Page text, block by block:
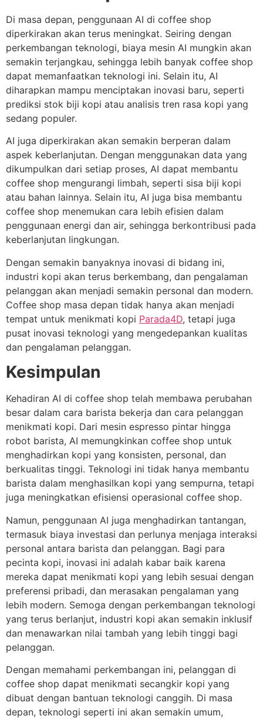
Di masa depan, penggunaan AI di coffee shop
diperkirakan akan terus meningkat. Seiring dengan
perkembangan teknologi, biaya mesin AI mungkin akan
semakin terjangkau, sehingga lebih banyak coffee shop
dapat memanfaatkan teknologi ini. Selain itu, AI
diharapkan mampu menciptakan inovasi baru, seperti
prediksi stok biji kopi atau analisis tren rasa kopi yang
sedang populer.
AI juga diperkirakan akan semakin berperan dalam
aspek keberlanjutan. Dengan menggunakan data yang
dikumpulkan dari setiap proses, AI dapat membantu
coffee shop mengurangi limbah, seperti sisa biji kopi
atau bahan lainnya. Selain itu, AI juga bisa membantu
coffee shop menemukan cara lebih efisien dalam
penggunaan energi dan air, sehingga berkontribusi pada
keberlanjutan lingkungan.
Dengan semakin banyaknya inovasi di bidang ini,
industri kopi akan terus berkembang, dan pengalaman
pelanggan akan menjadi semakin personal dan modern.
Coffee shop masa depan tidak hanya akan menjadi
tempat untuk menikmati kopi Parada4D, tetapi juga
pusat inovasi teknologi yang mengedepankan kualitas
dan pengalaman pelanggan.
Kesimpulan
Kehadiran AI di coffee shop telah membawa perubahan
besar dalam cara barista bekerja dan cara pelanggan
menikmati kopi. Dari mesin espresso pintar hingga
robot barista, AI memungkinkan coffee shop untuk
menghadirkan kopi yang konsisten, personal, dan
berkualitas tinggi. Teknologi ini tidak hanya membantu
barista dalam menghasilkan kopi yang sempurna, tetapi
juga meningkatkan efisiensi operasional coffee shop.
Namun, penggunaan AI juga menghadirkan tantangan,
termasuk biaya investasi dan perlunya menjaga interaksi
personal antara barista dan pelanggan. Bagi para
pecinta kopi, inovasi ini adalah kabar baik karena
mereka dapat menikmati kopi yang lebih sesuai dengan
preferensi pribadi, dan merasakan pengalaman yang
lebih modern. Semoga dengan perkembangan teknologi
yang terus berlanjut, industri kopi akan semakin inklusif
dan menawarkan nilai tambah yang lebih tinggi bagi
pelanggan.
Dengan memahami perkembangan ini, pelanggan di
coffee shop dapat menikmati secangkir kopi yang
dibuat dengan bantuan teknologi canggih. Di masa
depan, teknologi seperti ini akan semakin umum,